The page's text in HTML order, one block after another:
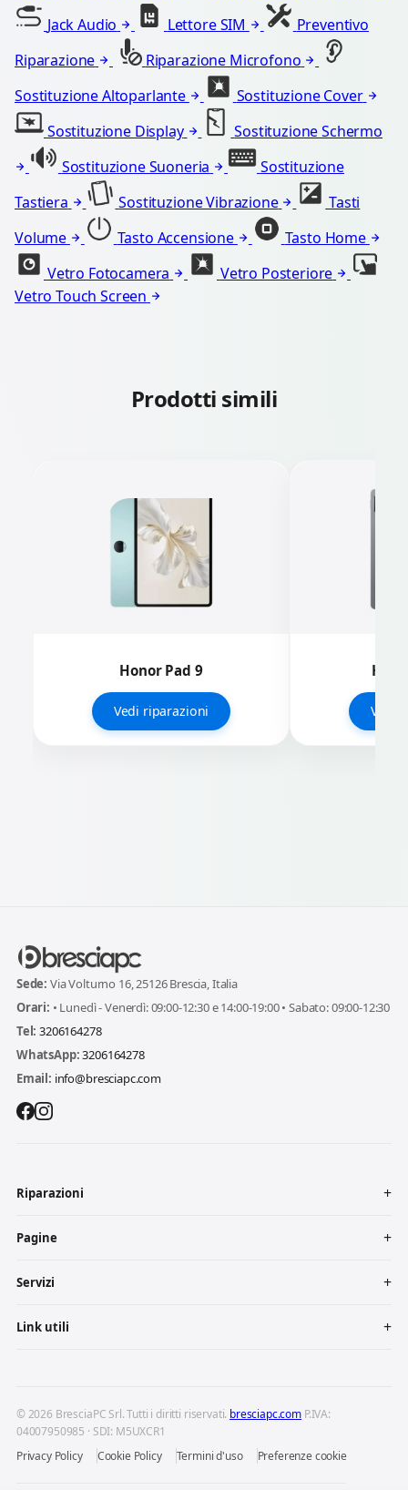
Jack Audio
Lettore SIM
Preventivo
Riparazione
Riparazione Microfono
Sostituzione Altoparlante
Sostituzione Cover
Sostituzione Display
Sostituzione Schermo
Sostituzione Suoneria
Sostituzione
Tastiera
Sostituzione Vibrazione
Tasti
Volume
Tasto Accensione
Tasto Home
Vetro Fotocamera
Vetro Posteriore
Vetro Touch Screen
Prodotti simili
Honor Pad 9
Vedi riparazioni Vedi
Sede: Via Volturno 16, 25126 Brescia, Italia
Orari: • Lunedì - Venerdì: 09:00-12:30 e 14:00-19:00 • Sabato: 09:00-12:30
Tel: 3206164278
WhatsApp:3206164278
Email: info@bresciapc.com
Riparazioni
Pagine
Servizi
Link utili
© 2026 BresciaPC Srl. Tutti i diritti riservati. bresciapc.com P.IVA:
04007950985 · SDI: M5UXCR1
Privacy Policy
Cookie Policy Termini d'uso Preferenze cookie